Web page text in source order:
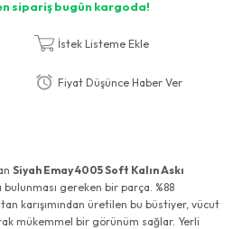
İstek Listeme Ekle
Fiyat Düşünce Haber Ver
Siyah Emay 4005 Soft Kalın Askı
bulunması gereken bir parça. %88
karışımından üretilen bu büstiyer, vücut
mükemmel bir görünüm sağlar. Yerli